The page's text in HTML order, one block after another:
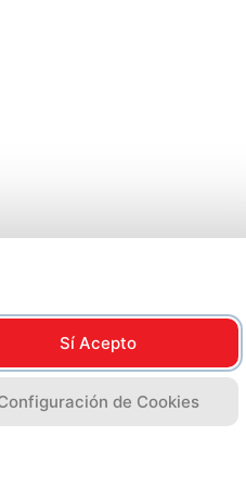
Sí Acepto
de Cookies